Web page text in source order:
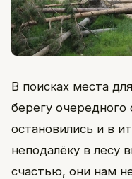
В поисках места
берегу
остановились и в
неподалёку в лесу
счастью, они нам